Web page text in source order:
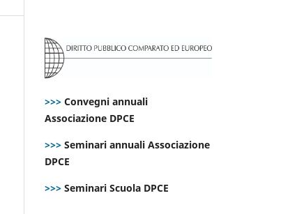
>>> Convegni annuali
Associazione DPCE
>>> Seminari annuali Associazione
DPCE
>>> Seminari Scuola DPCE